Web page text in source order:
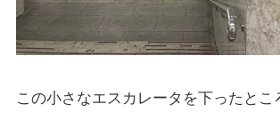
この小さなエスカレータを下ったとこ